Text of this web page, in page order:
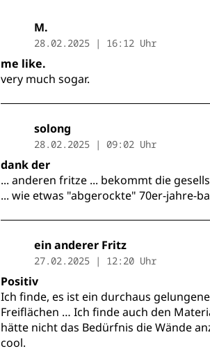
M.
28.02.2025 | 16:12 Uhr
me like.
very much sogar.
solong
28.02.2025 | 09:02 Uhr
dank der
... anderen fritze ... bekommt die
... wie etwas "abgerockte" 70er-jahre-
ein anderer Fritz
27.02.2025 | 12:20 Uhr
Positiv
Ich finde, es ist ein durchaus
Freiflächen … Ich finde auch den
hätte nicht das Bedürfnis die Wände
cool.